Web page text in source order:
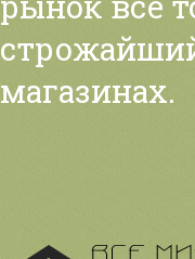
магазинах.